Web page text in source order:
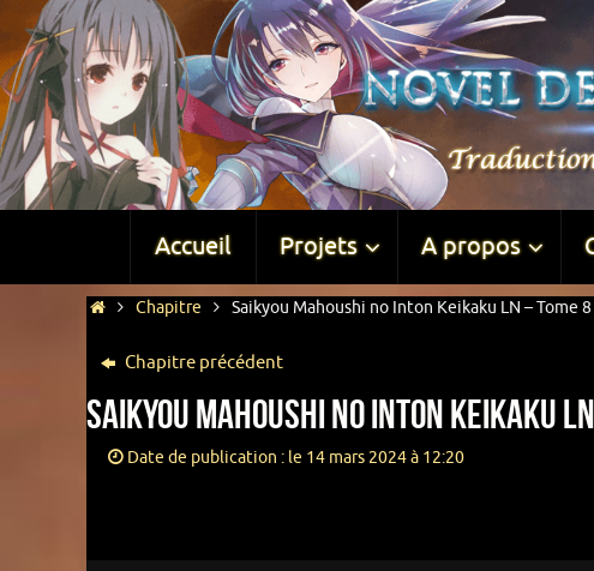
Accueil Projets A propos
Chapitre Saikyou Mahoushi no Inton Keikaku LN – Tome
Chapitre précédent
Saikyou Mahoushi no Inton Keikaku
Date de publication : le 14 mars 2024 à 12:20